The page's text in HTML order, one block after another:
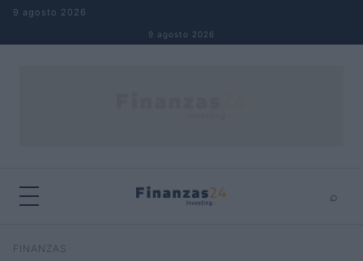
Saltar al contenido
9 agosto 2026
9 agosto 2026
⌕
Buscar
FINANZAS